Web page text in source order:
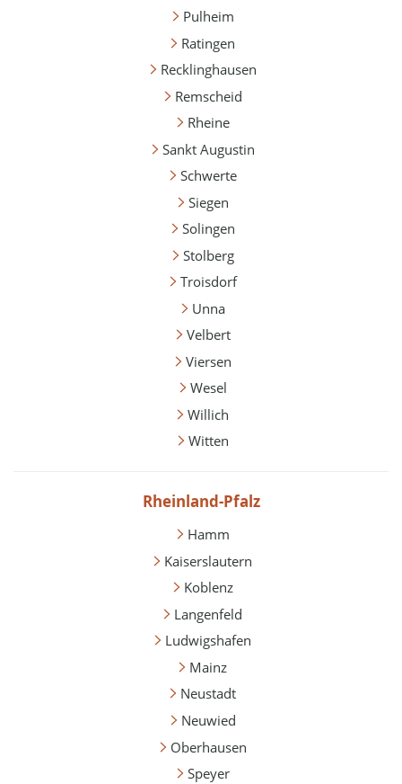
Pulheim
Ratingen
Recklinghausen
Remscheid
Rheine
Sankt Augustin
Schwerte
Siegen
Solingen
Stolberg
Troisdorf
Unna
Velbert
Viersen
Wesel
Willich
Witten
Rheinland-Pfalz
Hamm
Kaiserslautern
Koblenz
Langenfeld
Ludwigshafen
Mainz
Neustadt
Neuwied
Oberhausen
Speyer